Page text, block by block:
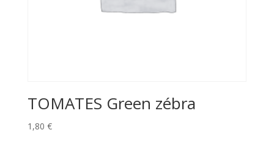
TOMATES Green zébra
1,80 €